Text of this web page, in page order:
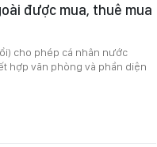
được mua, thuê mua
cho phép cá nhân nước
hợp văn phòng và phần diện